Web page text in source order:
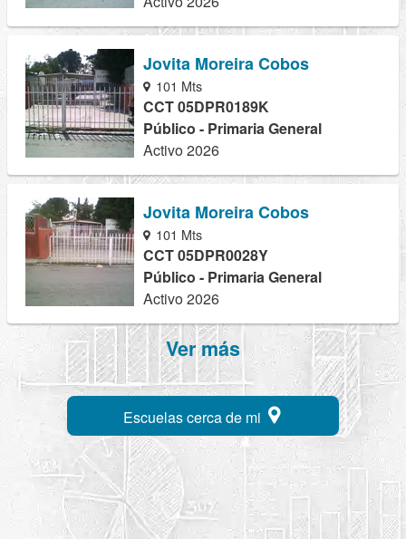
Jovita Moreira Cobos
101 Mts
CCT 05DPR0189K
Público - Primaria General
Activo 2026
Jovita Moreira Cobos
101 Mts
CCT 05DPR0028Y
Público - Primaria General
Activo 2026
Ver más
Escuelas cerca de mi